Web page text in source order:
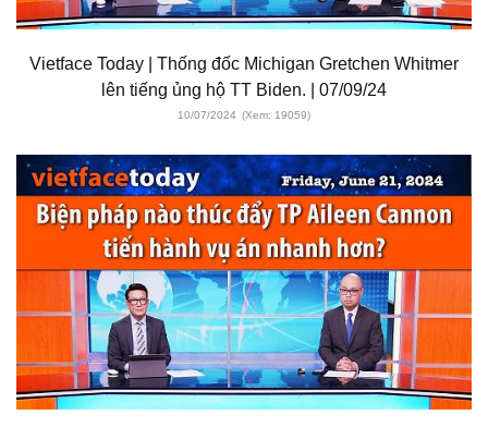
Vietface Today | Thống đốc Michigan Gretchen Whitmer
lên tiếng ủng hộ TT Biden. | 07/09/24
10/07/2024 (Xem: 19059)